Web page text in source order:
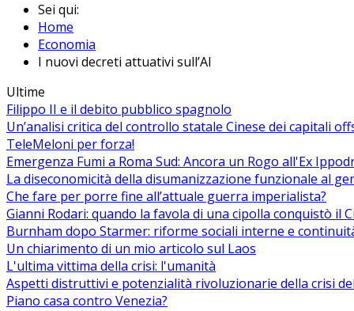
Sei qui:
Home
Economia
I nuovi decreti attuativi sull’AI
Ultime
Filippo II e il debito pubblico spagnolo
Un’analisi critica del controllo statale Cinese dei capitali
TeleMeloni per forza!
Emergenza Fumi a Roma Sud: Ancora un Rogo all'Ex
La diseconomicità della disumanizzazione funzionale al
Che fare per porre fine all’attuale guerra imperialista?
Gianni Rodari: quando la favola di una cipolla conquistò il
Burnham dopo Starmer: riforme sociali interne e
Un chiarimento di un mio articolo sul Laos
L'ultima vittima della crisi: l'umanità
Aspetti distruttivi e potenzialità rivoluzionarie della crisi
Piano casa contro Venezia?